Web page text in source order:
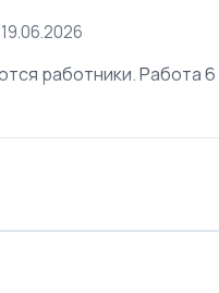
работники. Работа